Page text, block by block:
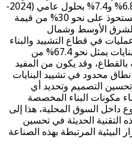
لتصل إلى متوسط نمو سنوي يبلغ 6.8% و7.4% بحلول عامي (2024-
2027)، الأمر الذي يرشح مصر أن تستحوذ على نحو 30% من قيمة
الشرق الأوسط وشمال
في قطاع التشييد والبناء
عام 2020/ 2021، نجد أن نشاط البنايات يمثل نحو 67.4% من
بالقطاع، وقد يكون من المفيد
نطاق محدود في تشييد البنايات
التصميم وتحديد أي
مكونات البناء المخصصة
داخل السوق المحلية، هذا إلى
التقنية الحديثة في تحسين
البيئية المرتبطة بهذه الصناعة